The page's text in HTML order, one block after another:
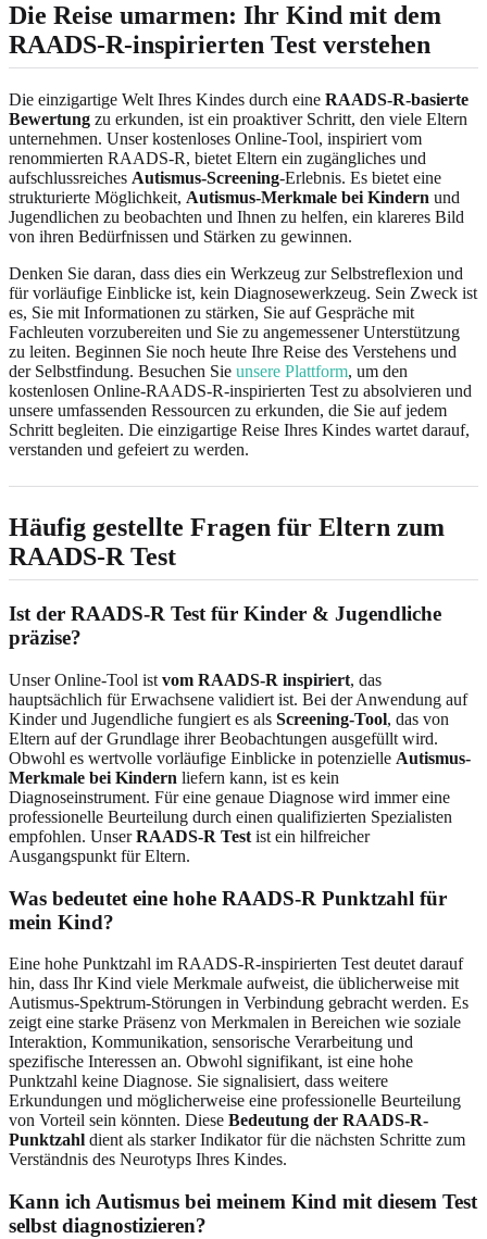
Die Reise umarmen: Ihr Kind mit dem
RAADS-R-inspirierten Test verstehen
Die einzigartige Welt Ihres Kindes durch eine RAADS-R-basierte
Bewertung zu erkunden, ist ein proaktiver Schritt, den viele Eltern
unternehmen. Unser kostenloses Online-Tool, inspiriert vom
renommierten RAADS-R, bietet Eltern ein zugängliches und
aufschlussreiches Autismus-Screening-Erlebnis. Es bietet eine
strukturierte Möglichkeit, Autismus-Merkmale bei Kindern und
Jugendlichen zu beobachten und Ihnen zu helfen, ein klareres Bild
von ihren Bedürfnissen und Stärken zu gewinnen.
Denken Sie daran, dass dies ein Werkzeug zur Selbstreflexion und
für vorläufige Einblicke ist, kein Diagnosewerkzeug. Sein Zweck ist
es, Sie mit Informationen zu stärken, Sie auf Gespräche mit
Fachleuten vorzubereiten und Sie zu angemessener Unterstützung
zu leiten. Beginnen Sie noch heute Ihre Reise des Verstehens und
der Selbstfindung. Besuchen Sie unsere Plattform, um den
kostenlosen Online-RAADS-R-inspirierten Test zu absolvieren und
unsere umfassenden Ressourcen zu erkunden, die Sie auf jedem
Schritt begleiten. Die einzigartige Reise Ihres Kindes wartet darauf,
verstanden und gefeiert zu werden.
Häufig gestellte Fragen für Eltern zum
RAADS-R Test
Ist der RAADS-R Test für Kinder & Jugendliche
präzise?
Unser Online-Tool ist vom RAADS-R inspiriert, das
hauptsächlich für Erwachsene validiert ist. Bei der Anwendung auf
Kinder und Jugendliche fungiert es als Screening-Tool, das von
Eltern auf der Grundlage ihrer Beobachtungen ausgefüllt wird.
Obwohl es wertvolle vorläufige Einblicke in potenzielle Autismus-
Merkmale bei Kindern liefern kann, ist es kein
Diagnoseinstrument. Für eine genaue Diagnose wird immer eine
professionelle Beurteilung durch einen qualifizierten Spezialisten
empfohlen. UnserRAADS-R Test ist ein hilfreicher
Ausgangspunkt für Eltern.
Was bedeutet eine hohe RAADS-R Punktzahl für
mein Kind?
Eine hohe Punktzahl im RAADS-R-inspirierten Test deutet darauf
hin, dass Ihr Kind viele Merkmale aufweist, die üblicherweise mit
Autismus-Spektrum-Störungen in Verbindung gebracht werden. Es
zeigt eine starke Präsenz von Merkmalen in Bereichen wie soziale
Interaktion, Kommunikation, sensorische Verarbeitung und
spezifische Interessen an. Obwohl signifikant, ist eine hohe
Punktzahl keine Diagnose. Sie signalisiert, dass weitere
Erkundungen und möglicherweise eine professionelle Beurteilung
von Vorteil sein könnten. Diese Bedeutung der RAADS-R-
Punktzahl dient als starker Indikator für die nächsten Schritte zum
Verständnis des Neurotyps Ihres Kindes.
Kann ich Autismus bei meinem Kind mit diesem Test
selbst diagnostizieren?